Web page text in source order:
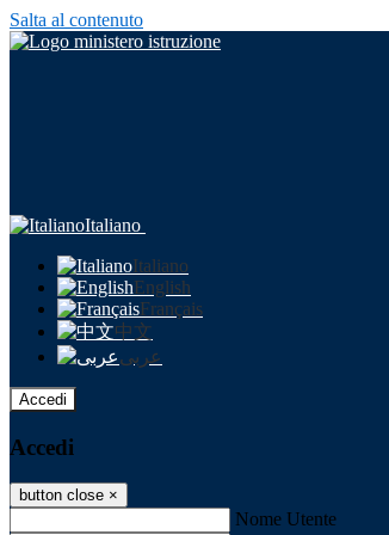
Salta al contenuto
Italiano
Italiano
English
Français
中文
عربى
Accedi
Accedi
button close ×
Nome Utente